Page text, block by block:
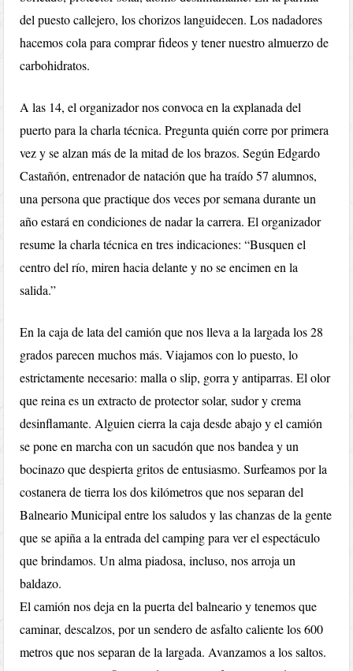
del puesto callejero, los chorizos languidecen. Los nadadores
hacemos cola para comprar fideos y tener nuestro almuerzo de
carbohidratos.
A las 14, el organizador nos convoca en la explanada del
puerto para la charla técnica. Pregunta quién corre por primera
vez y se alzan más de la mitad de los brazos. Según Edgardo
Castañón, entrenador de natación que ha traído 57 alumnos,
una persona que practique dos veces por semana durante un
año estará en condiciones de nadar la carrera. El organizador
resume la charla técnica en tres indicaciones: “Busquen el
centro del río, miren hacia delante y no se encimen en la
salida.”
En la caja de lata del camión que nos lleva a la largada los 28
grados parecen muchos más. Viajamos con lo puesto, lo
estrictamente necesario: malla o slip, gorra y antiparras. El olor
que reina es un extracto de protector solar, sudor y crema
desinflamante. Alguien cierra la caja desde abajo y el camión
se pone en marcha con un sacudón que nos bandea y un
bocinazo que despierta gritos de entusiasmo. Surfeamos por la
costanera de tierra los dos kilómetros que nos separan del
Balneario Municipal entre los saludos y las chanzas de la gente
que se apiña a la entrada del camping para ver el espectáculo
que brindamos. Un alma piadosa, incluso, nos arroja un
baldazo.
El camión nos deja en la puerta del balneario y tenemos que
caminar, descalzos, por un sendero de asfalto caliente los 600
metros que nos separan de la largada. Avanzamos a los saltos.